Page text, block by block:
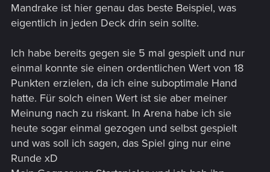
Mandrake ist hier genau das beste Beispiel, was
eigentlich in jeden Deck drin sein sollte.
Ich habe bereits gegen sie 5 mal gespielt und nur
einmal konnte sie einen ordentlichen Wert von 18
Punkten erzielen, da ich eine suboptimale Hand
hatte. Für solch einen Wert ist sie aber meiner
Meinung nach zu riskant. In Arena habe ich sie
heute sogar einmal gezogen und selbst gespielt
und was soll ich sagen, das Spiel ging nur eine
Runde xD